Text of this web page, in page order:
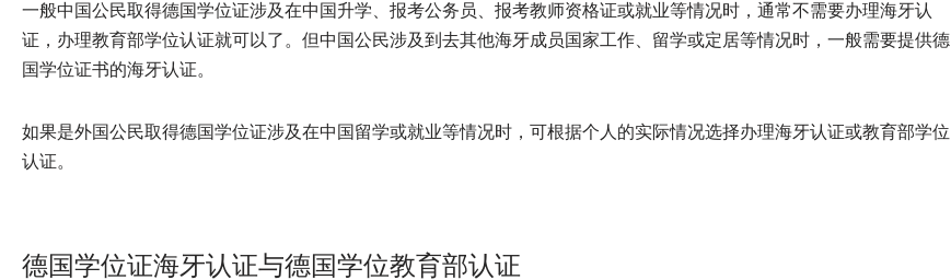
一般中国公民取得德国学位证涉及在中国升学、报考公务员、报考教师资格证或就业等情况时，通常不需要办理海牙认
证，办理教育部学位认证就可以了。但中国公民涉及到去其他海牙成员国家工作、留学或定居等情况时，一般需要提供德
国学位证书的海牙认证。
如果是外国公民取得德国学位证涉及在中国留学或就业等情况时，可根据个人的实际情况选择办理海牙认证或教育部学位
认证。
德国学位证海牙认证与德国学位教育部认证